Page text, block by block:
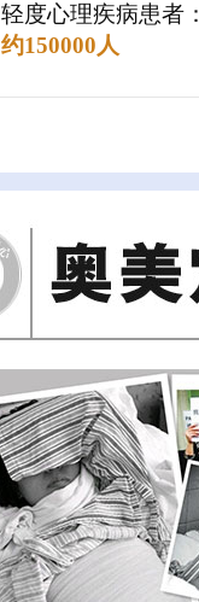
轻度心理疾病患者：
约150000人